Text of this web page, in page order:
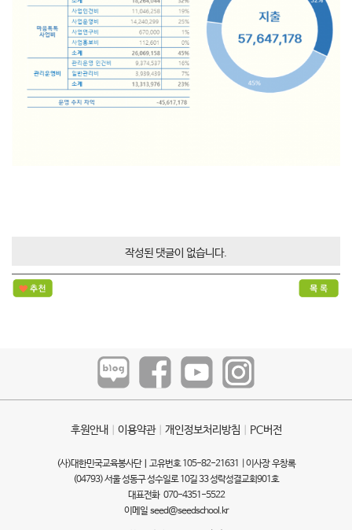
작성된 댓글이 없습니다.
후원안내 이용약관ㅣ 개인정보처리방침 PC버전
(사)대한민국교육봉사단ㅣ고유번호 105-82-21631 | 이사장 우창록
(04793) 서울 성동구 성수일로 10길 33 성락성결교회901호
대표전화 070-4351-5522
이메일 seed@seedschool.kr